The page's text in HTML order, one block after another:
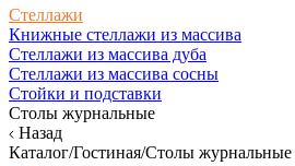
Стеллажи
Книжные стеллажи из массива
Стеллажи из массива дуба
Стеллажи из массива сосны
Стойки и подставки
Столы журнальные
Назад
Каталог/Гостиная/Столы журнальные